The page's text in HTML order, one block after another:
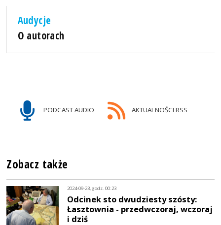
Audycje
O autorach
PODCAST AUDIO AKTUALNOŚCI RSS
Zobacz także
2024-09-23, godz. 00:23
Odcinek sto dwudziesty szósty:
Łasztownia - przedwczoraj, wczoraj
i dziś